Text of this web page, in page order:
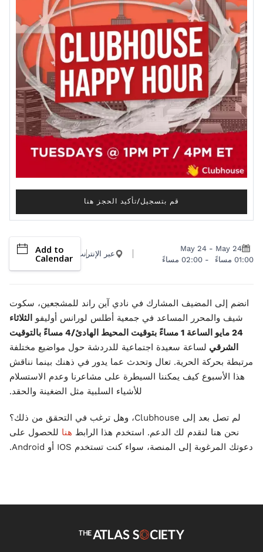
قم بتسجيل/تأكيد الحجز هنا
May 24
-
May 24
01:00 مساءً
- 02:00 مساءً
عبر الإنترنت Add to
Calendar
انضم إلى المضيف المشارك في نادي آين راند للمشجعين، سكوت
شيف والمحرر المساعد في جمعية أطلس لورانس أوليفو
الثلاثاء
24 مايو الساعة 1 مساءً بتوقيت المحيط الهادئ/4 مساءً بالتوقيت
الشرقي لساعة سعيدة اجتماعية للدردشة حول مواضيع مختلفة
مرتبطة بحركة الحرية. تعال وتحدث عما يدور في ذهنك بينما نناقش
هذا الأسبوع كيف يمكننا السيطرة على مشاعرنا وعدم الاستسلام
للأشياء السلبية مثل الضغينة والحقد.
لم تصل بعد إلى Clubhouse، وهل ترغب في التحقق من ذلك؟
نحن هنا لنقدم لك الدعم. استخدم هذا الرابط هنا للحصول على
دعوتك المرغوبة إلى المنصة، سواء كنت تستخدم IOS أو Android.